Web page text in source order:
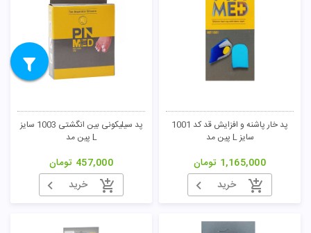
پد خار پاشنه و افزایش قد کد 1001
سایز L پین مد
1,165,000 تومان
خرید
پد سیلیکونی بین انگشتی 1003 سایز
L پین مد
457,000 تومان
خرید